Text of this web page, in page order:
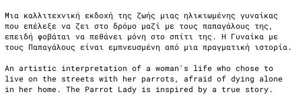
Μια καλλιτεχνική εκδοχή της ζωής μιας ηλικιωμένης γυναίκας
που επέλεξε να ζει στο δρόμο μαζί με τους παπαγάλους της,
επειδή φοβάται να πεθάνει μόνη στο σπίτι της. Η Γυναίκα με
τους Παπαγάλους είναι εμπνευσμένη από μια πραγματική ιστορία.
An artistic interpretation of a woman's life who chose to
live on the streets with her parrots, afraid of dying alone
in her home. The Parrot Lady is inspired by a true story.